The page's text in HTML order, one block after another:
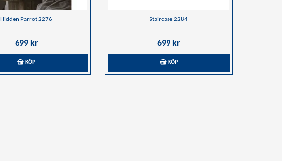
Hidden Parrot 2276
699 kr
KÖP
Staircase 2284
699 kr
KÖP